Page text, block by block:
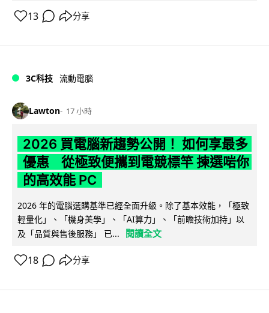
13 分享
3C科技 流動電腦
Lawton 17 小時
2026 買電腦新趨勢公開！ 如何享最多
優惠 從極致便攜到電競標竿 揀選啱你
的高效能 PC
2026 年的電腦選購基準已經全面升級。除了基本效能，「極致
輕量化」、「機身美學」、「AI算力」、「前瞻技術加持」以
及「品質與售後服務」 已...
閱讀全文
18 分享